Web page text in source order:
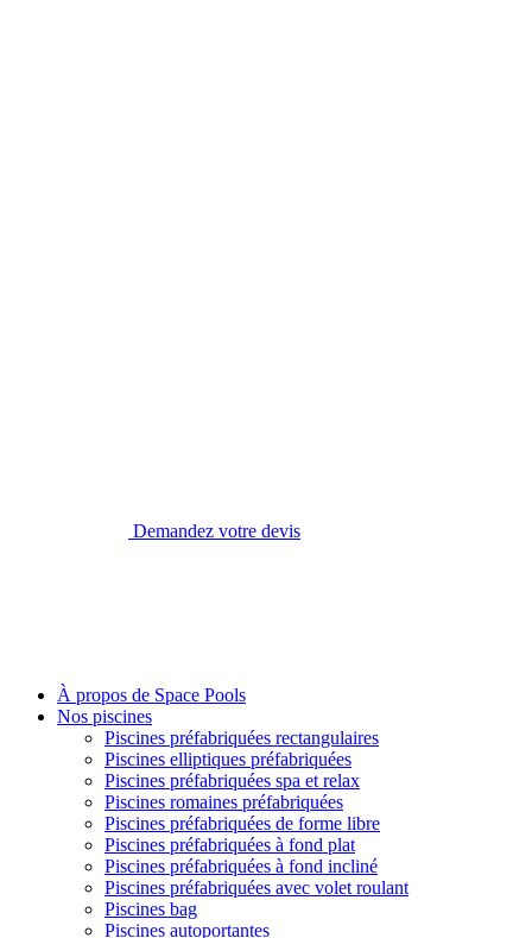
Demandez votre devis
À propos de Space Pools
Nos piscines
Piscines préfabriquées rectangulaires
Piscines elliptiques préfabriquées
Piscines préfabriquées spa et relax
Piscines romaines préfabriquées
Piscines préfabriquées de forme libre
Piscines préfabriquées à fond plat
Piscines préfabriquées à fond incliné
Piscines préfabriquées avec volet roulant
Piscines bag
Piscines autoportantes